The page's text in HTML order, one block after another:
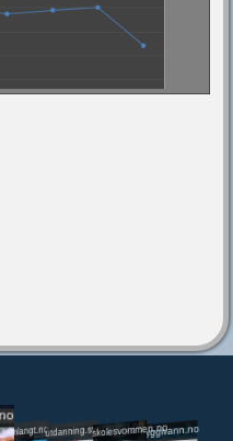
utdanning.svomming.no
skolesvommen.notryggivann.no